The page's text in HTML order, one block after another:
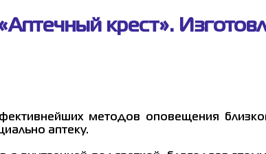
крест».
методов оповещения
аптеку.